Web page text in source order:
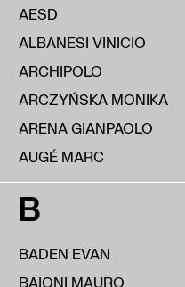
AESD
ALBANESI VINICIO
ARCHIPOLO
ARCZYŃSKA MONIKA
ARENA GIANPAOLO
AUGÉ MARC
B
BADEN EVAN
BAIONI MAURO